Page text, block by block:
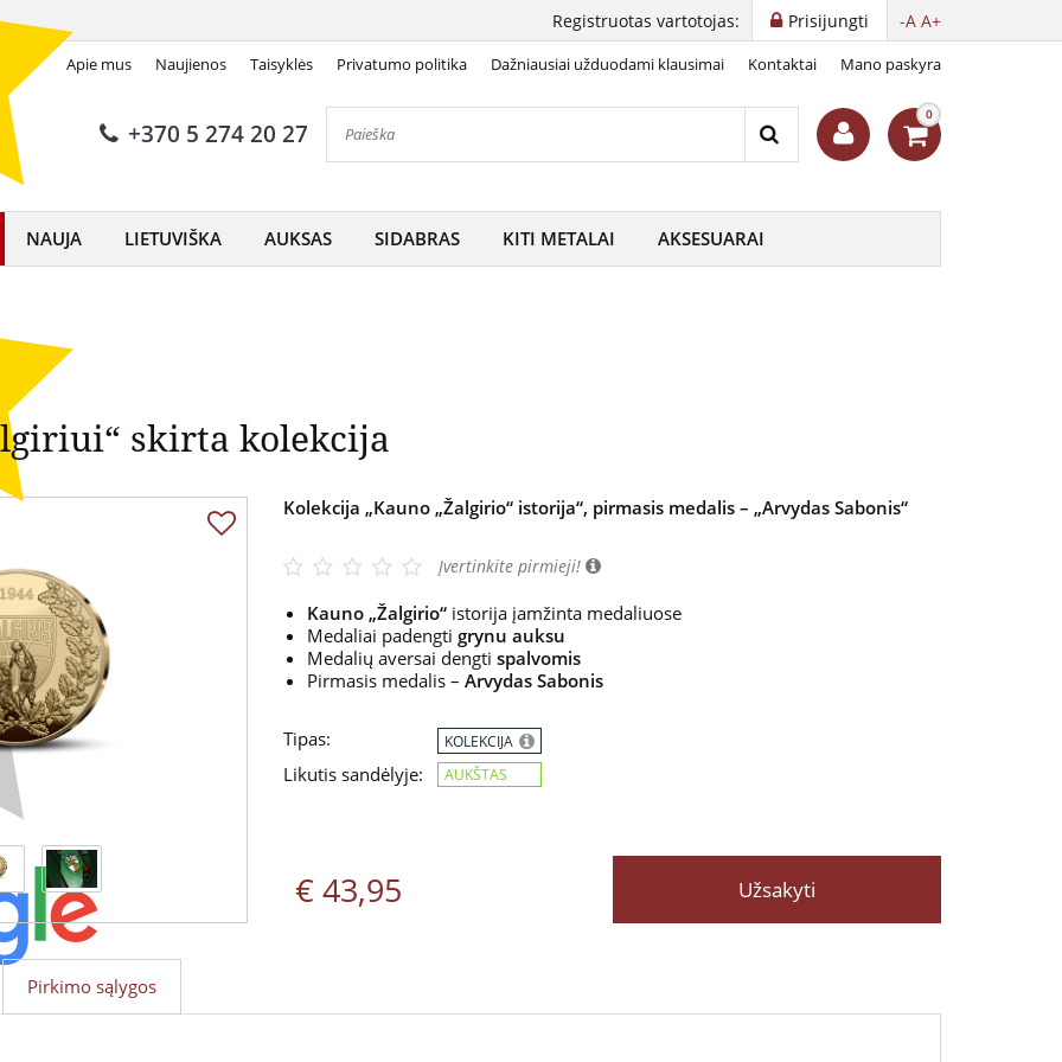
-A A+
Prisijungti
Registruotas vartotojas:
Apie mus Naujienos Taisyklės Privatumo politika Dažniausiai užduodami klausimai Kontaktai Mano paskyra
+370 5 274 20 27
0
NAUJA LIETUVIŠKA AUKSAS SIDABRAS KITI METALAI AKSESUARAI
skirta kolekcija
Kolekcija „Kauno „Žalgirio“ istorija“, pirmasis medalis – „Arvydas Sabonis“
Įvertinkite pirmieji!
Kauno „Žalgirio“ istorija įamžinta medaliuose
Medaliai padengti grynu auksu
Medalių aversai dengti spalvomis
Pirmasis medalis – Arvydas Sabonis
Tipas:
Likutis sandėlyje:
KOLEKCIJA
AUKŠTAS
€ 43,95 Užsakyti
Pirkimo sąlygos
Kauno „Žalgiriui“ skirta kolekcija